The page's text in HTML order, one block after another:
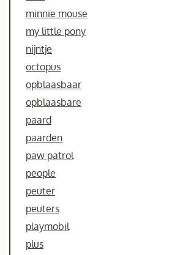
minnie mouse
my little pony
nijntje
octopus
opblaasbaar
opblaasbare
paard
paarden
paw patrol
people
peuter
peuters
playmobil
plus